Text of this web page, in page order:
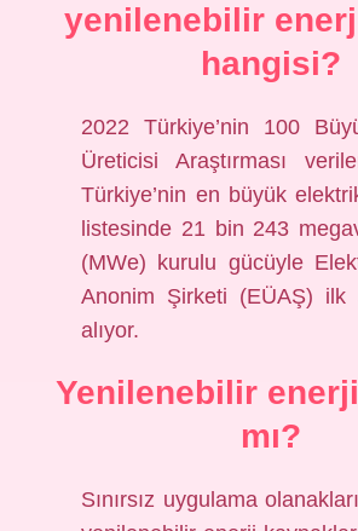
yenilenebilir
hangisi?
2022 Türkiye’nin 100
Üreticisi Araştırması
Türkiye’nin en büyük
listesinde 21 bin 243
(MWe) kurulu gücüyle
Anonim Şirketi (EÜAŞ) ilk
alıyor.
Yenilenebilir enerji
mı?
Sınırsız uygulama